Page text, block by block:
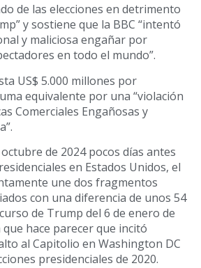
de las elecciones en detrimento
y sostiene que la BBC “intentó
y maliciosa engañar por
en todo el mundo”.
US$ 5.000 millones por
equivalente por una “violación
Comerciales Engañosas y
de 2024 pocos días antes
en Estados Unidos, el
une dos fragmentos
con una diferencia de unos 54
de Trump del 6 de enero de
hace parecer que incitó
al Capitolio en Washington DC
presidenciales de 2020.